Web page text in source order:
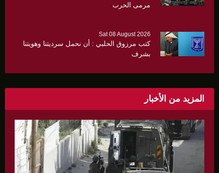
مرمى الحرب
Sat 08 August 2026
كتب مرزوق الحلبي : أن نحمل سرديتنا وهويتنا
بشرف
المزيد من الأخبار